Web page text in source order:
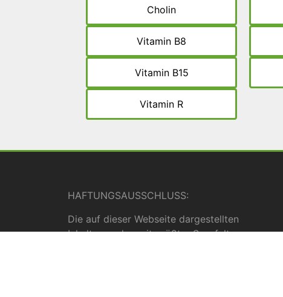
Cholin
Vitamin B8
Vitamin B15
Vitamin R
HAFTUNGSAUSSCHLUSS:
Die auf dieser Webseite dargestellten
Inhalte wurden mit größter Sorgfalt